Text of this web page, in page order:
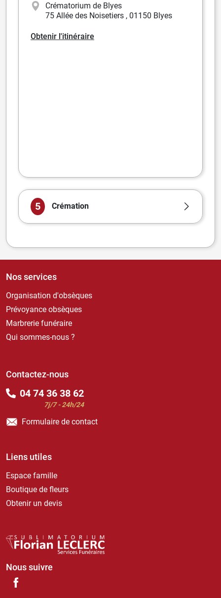
Crématorium de Blyes
75 Allée des Noisetiers , 01150 Blyes
Obtenir l'itinéraire
5 Crémation
Nos services
Organisation d'obsèques
Prévoyance obsèques
Marbrerie funéraire
Qui sommes-nous ?
Contactez-nous
04 74 36 38 62
7j/7 - 24h/24
Formulaire de contact
Liens utiles
Espace famille
Boutique de fleurs
Obtenir un devis
Nous suivre